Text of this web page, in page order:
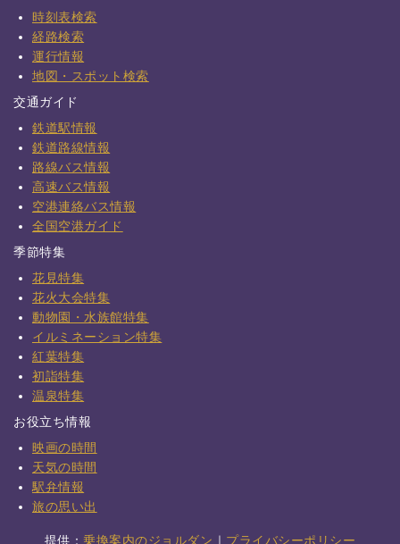
時刻表検索
経路検索
運行情報
地図・スポット検索
交通ガイド
鉄道駅情報
鉄道路線情報
路線バス情報
高速バス情報
空港連絡バス情報
全国空港ガイド
季節特集
花見特集
花火大会特集
動物園・水族館特集
イルミネーション特集
紅葉特集
初詣特集
温泉特集
お役立ち情報
映画の時間
天気の時間
駅弁情報
旅の思い出
提供： 乗換案内のジョルダン ｜ プライバシーポリシー